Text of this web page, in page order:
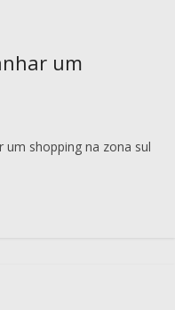
um
um shopping na zona sul